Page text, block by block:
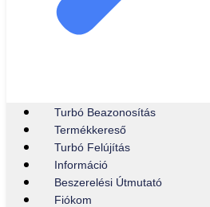
Turbó Beazonosítás
Termékkereső
Turbó Felújítás
Információ
Beszerelési Útmutató
Fiókom